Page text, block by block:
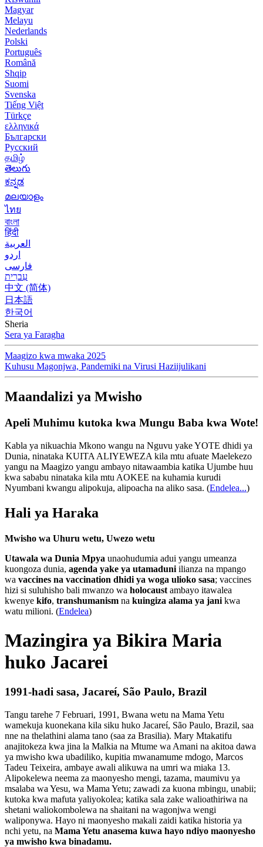
Magyar
Melayu
Nederlands
Polski
Português
Română
Shqip
Suomi
Svenska
Tiếng Việt
Türkçe
ελληνικά
Български
Русский
தமிழ்
తెలుగు
ಕನ್ನಡ
മലയാളം
ไทย
বাংলা
हिंदी
العربية
اردو
فارسی
עִברִית
中文 (简体)
日本語
한국어
Sheria
Sera ya Faragha
Maagizo kwa mwaka 2025
Kuhusu Magonjwa, Pandemiki na Virusi Haziijulikani
Maandalizi ya Mwisho
Apeli Muhimu kutoka kwa Mungu Baba kwa Wote!
Kabla ya nikuachia Mkono wangu na Nguvu yake YOTE dhidi ya
Dunia, ninataka KUITA ALIYEWEZA kila mtu afuate Maelekezo
yangu na Maagizo yangu ambayo nitawaambia katika Ujumbe huu
kwa sababu ninataka kila mtu AOKEE na kuhamia kurudi
Nyumbani kwangu alipokuja, alipoacha na aliko sasa. (Endelea...)
Hali ya Haraka
Mwisho wa Uhuru wetu, Uwezo wetu
Utawala wa Dunia Mpya unaohudumia adui yangu umeanza
kuongoza dunia, agenda yake ya utamaduni ilianza na mpango
wa vaccines na vaccination dhidi ya woga ulioko sasa; vaccines
hizi si suluhisho bali mwanzo wa holocaust ambayo itawalea
kwenye kifo, transhumanism na kuingiza alama ya jani kwa
watu milioni. (Endelea)
Mazingira ya Bikira Maria
huko Jacarei
1991-hadi sasa, Jacareí, São Paulo, Brazil
Tangu tarehe 7 Februari, 1991, Bwana wetu na Mama Yetu
wamekuja kuonekana kila siku huko Jacareí, São Paulo, Brazil, saa
nne na thelathini alama tano (saa za Brasilia). Mary Mtakatifu
anajitokeza kwa jina la Malkia na Mtume wa Amani na akitoa dawa
ya mwisho kwa ubadiliko, kupitia mwanamume mdogo, Marcos
Tadeu Teixeira, ambaye awali alikuwa na umri wa miaka 13.
Alipokelewa neema za maonyesho mengi, tazama, maumivu ya
msalaba wa Yesu, wa Mama Yetu; zawadi za kuona mbingu, unabii;
kutoka kwa mafuta yaliyokolea; katika sala zake walioathiriwa na
shetani waliokombolewa na shaitani na wagonjwa wengi
waliponywa. Hayo ni maonyesho makali zaidi katika historia ya
nchi yetu, na Mama Yetu anasema kuwa hayo ndiyo maonyesho
ya mwisho kwa binadamu.